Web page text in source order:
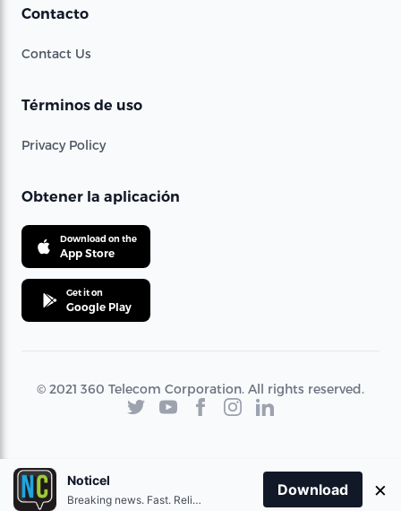
Contacto
Contact Us
Términos de uso
Privacy Policy
Obtener la aplicación
Download on the
App Store
Get it on
Google Play
© 2021 360 Telecom Corporation. All rights reserved.
Noticel
Breaking news. Fast. Reliable.
Download ×